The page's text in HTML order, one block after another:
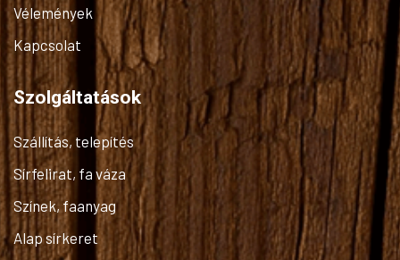
Vélemények
Kapcsolat
Szolgáltatások
Szállítás, telepítés
Sírfelirat, fa váza
Színek, faanyag
Alap sírkeret